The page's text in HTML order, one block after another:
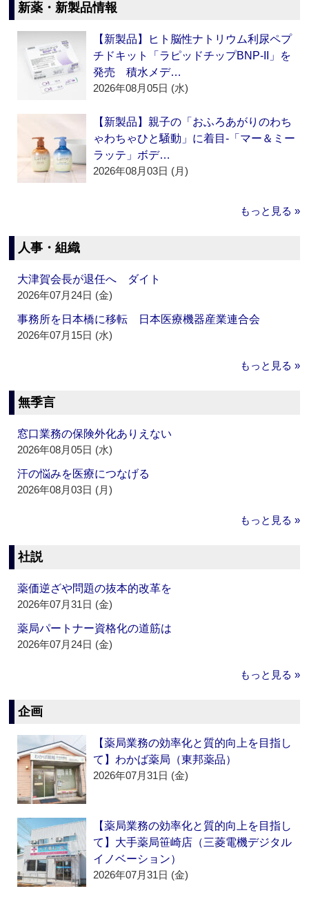
新薬・新製品情報
【新製品】ヒト脳性ナトリウム利尿ペプ
チドキット「ラピッドチップBNP-II」を
発売 積水メデ…
2026年08月05日 (水)
【新製品】親子の「おふろあがりのわち
ゃわちゃひと騒動」に着目‐「マー＆ミー
ラッテ」ボデ…
2026年08月03日 (月)
もっと見る »
人事・組織
大津賀会長が退任へ ダイト
2026年07月24日 (金)
事務所を日本橋に移転 日本医療機器産業連合会
2026年07月15日 (水)
もっと見る »
無季言
窓口業務の保険外化ありえない
2026年08月05日 (水)
汗の悩みを医療につなげる
2026年08月03日 (月)
もっと見る »
社説
薬価逆ざや問題の抜本的改革を
2026年07月31日 (金)
薬局パートナー資格化の道筋は
2026年07月24日 (金)
もっと見る »
企画
【薬局業務の効率化と質的向上を目指し
て】わかば薬局（東邦薬品）
2026年07月31日 (金)
【薬局業務の効率化と質的向上を目指し
て】大手薬局笹崎店（三菱電機デジタル
イノベーション）
2026年07月31日 (金)